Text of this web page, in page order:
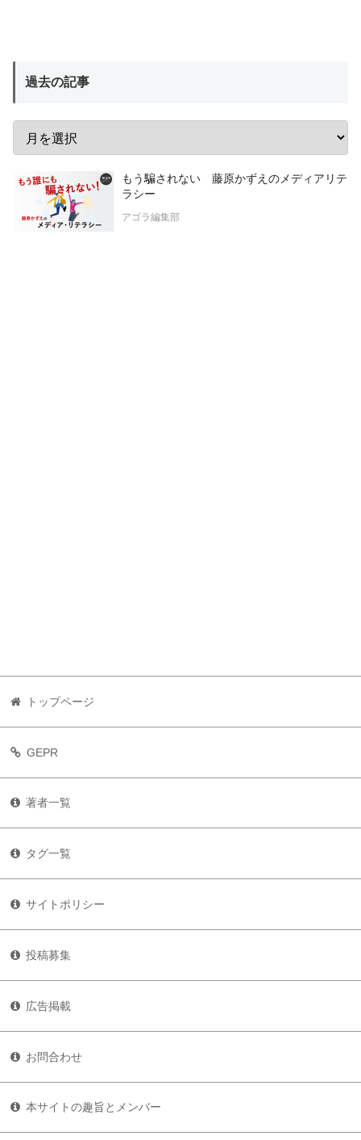
過去の記事
もう騙されない 藤原かずえのメディアリテ
ラシー
アゴラ編集部
トップページ
GEPR
著者一覧
タグ一覧
サイトポリシー
投稿募集
広告掲載
お問合わせ
本サイトの趣旨とメンバー